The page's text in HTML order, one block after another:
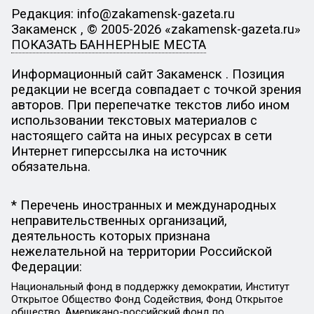
Редакция: info@zakamensk-gazeta.ru
Закаменск , © 2005-2026 «zakamensk-gazeta.ru»
ПОКАЗАТЬ БАННЕРНЫЕ МЕСТА
Информационный сайт Закаменск . Позиция
редакции не всегда совпадает с точкой зрения
авторов. При перепечатке текстов либо ином
использовании текстовых материалов с
настоящего сайта на иных ресурсах в сети
Интернет гиперссылка на источник
обязательна.
* Перечень иностранных и международных
неправительственных организаций,
деятельность которых признана
нежелательной на территории Российской
Федерации:
Национальный фонд в поддержку демократии, Институт
Открытое Общество Фонд Содействия, Фонд Открытое